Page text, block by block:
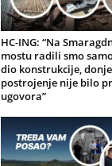
HC-ING: “Na
mostu radili smo
dio konstrukcije, donje
postrojenje nije bilo
ugovora”